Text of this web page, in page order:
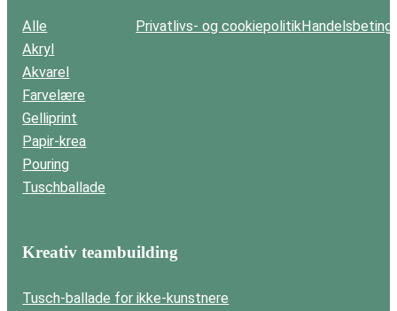
Alle
Akryl
Akvarel
Farvelære
Gelliprint
Papir-krea
Pouring
Tuschballade
Privatlivs- og cookiepolitik
Kreativ teambuilding
Tusch-ballade for ikke-kunstnere